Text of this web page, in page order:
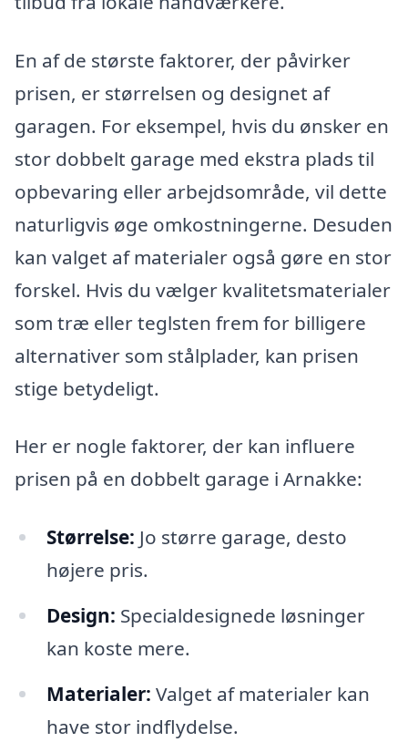
En af de største faktorer, der påvirker
prisen, er størrelsen og designet af
garagen. For eksempel, hvis du ønsker en
stor dobbelt garage med ekstra plads til
opbevaring eller arbejdsområde, vil dette
naturligvis øge omkostningerne. Desuden
kan valget af materialer også gøre en stor
forskel. Hvis du vælger kvalitetsmaterialer
som træ eller teglsten frem for billigere
alternativer som stålplader, kan prisen
stige betydeligt.
Her er nogle faktorer, der kan influere
prisen på en dobbelt garage i Arnakke:
Størrelse: Jo større garage, desto
højere pris.
Design: Specialdesignede løsninger
kan koste mere.
Materialer: Valget af materialer kan
have stor indflydelse.